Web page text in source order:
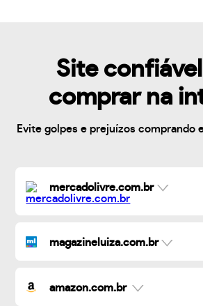
Site
comprar na
Evite golpes e prejuízos comprando
mercadolivre.com.br
magazineluiza.com.br
amazon.com.br